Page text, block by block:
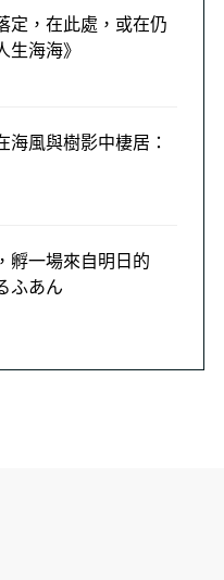
定，在此處，或在仍
海海》
海風與樹影中棲居：
孵一場來自明日的
ふあん